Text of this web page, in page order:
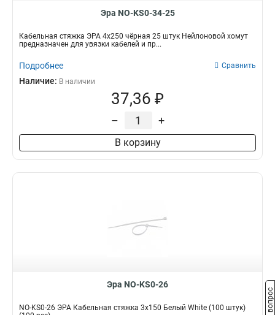
Эра NO-KS0-34-25
Кабельная стяжка ЭРА 4x250 чёрная 25 штук Нейлоновой хомут
предназначен для увязки кабелей и пр...
Подробнее Сравнить
Наличие: В наличии
37,36 ₽
– +
В корзину
Эра NO-KS0-26
NO-KS0-26 ЭРА Кабельная стяжка 3х150 Белый White (100 штук)